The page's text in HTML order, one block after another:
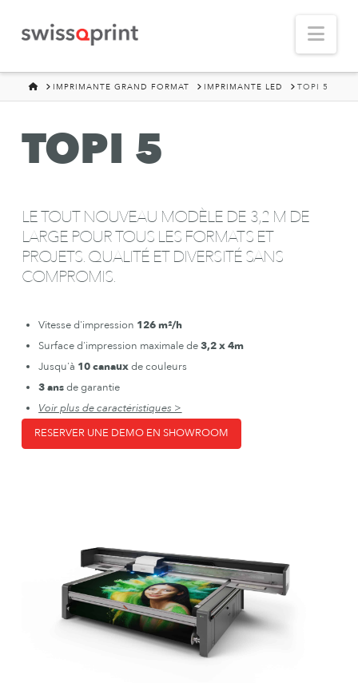
HOMEIMPRIMANTE GRAND FORMAT IMPRIMANTE LED TOPI 5
TOPI 5
LE TOUT NOUVEAU MODÈLE DE 3,2 M DE
LARGE POUR TOUS LES FORMATS ET
PROJETS. QUALITÉ ET DIVERSITÉ SANS
COMPROMIS.
Vitesse d'impression 126m²/h
Surface d'impression maximale de3,2 x 4m
Jusqu'à 10 canauxde couleurs
3 ansde garantie
Voir plus de caractéristiques >
RESERVER UNE DEMO EN SHOWROOM